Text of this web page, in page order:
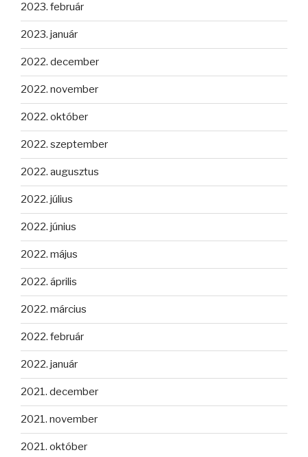
2023. február
2023. január
2022. december
2022. november
2022. október
2022. szeptember
2022. augusztus
2022. július
2022. június
2022. május
2022. április
2022. március
2022. február
2022. január
2021. december
2021. november
2021. október